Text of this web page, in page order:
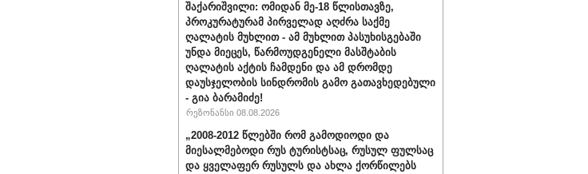
შაქარიშვილი: ომიდან მე-18 წლისთავზე,
პროკურატურამ პირველად აღძრა საქმე
ღალატის მუხლით - ამ მუხლით პასუხისგებაში
უნდა მიეცეს, წარმოუდგენელი მასშტაბის
ღალატის აქტის ჩამდენი და ამ დრომდე
დაუსჯელობის სინდრომის გამო გათავხედებული
- გია ბარამიძე!
რეზონანსი 08.08.2026
„2008-2012 წლებში რომ გამოდიოდი და
მიესალმებოდი რუს ტურისტსაც, რუსულ ფულსაც
და ყველაფერ რუსულს და ახლა ქორწილებს